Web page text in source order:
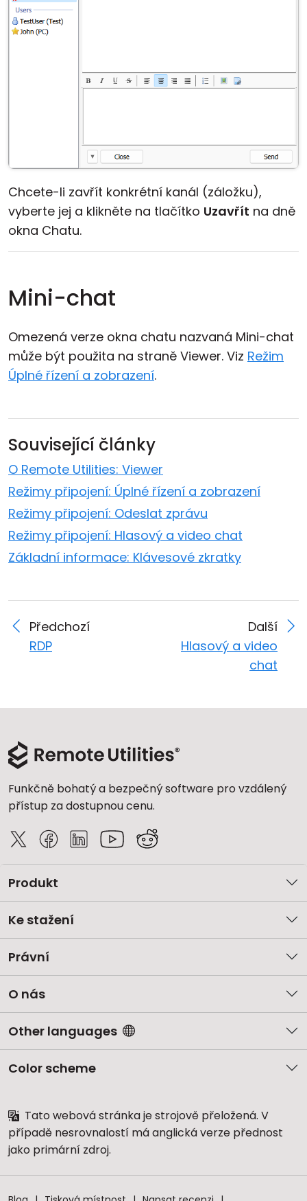
Chcete-li zavřít konkrétní kanál (záložku),
vyberte jej a klikněte na tlačítko Uzavřít na dně
okna Chatu.
Mini-chat
Omezená verze okna chatu nazvaná Mini-chat
může být použita na straně Viewer. Viz Režim
Úplné řízení a zobrazení.
Související články
O Remote Utilities: Viewer
Režimy připojení: Úplné řízení a zobrazení
Režimy připojení: Odeslat zprávu
Režimy připojení: Hlasový a video chat
Základní informace: Klávesové zkratky
Předchozí
RDP
Další
Hlasový a video
chat
Funkčně bohatý a bezpečný software pro vzdálený
přístup za dostupnou cenu.
Produkt
Ke stažení
Právní
O nás
Other languages
Color scheme
Tato webová stránka je strojově přeložená. V
případě nesrovnalostí má anglická verze přednost
jako primární zdroj.